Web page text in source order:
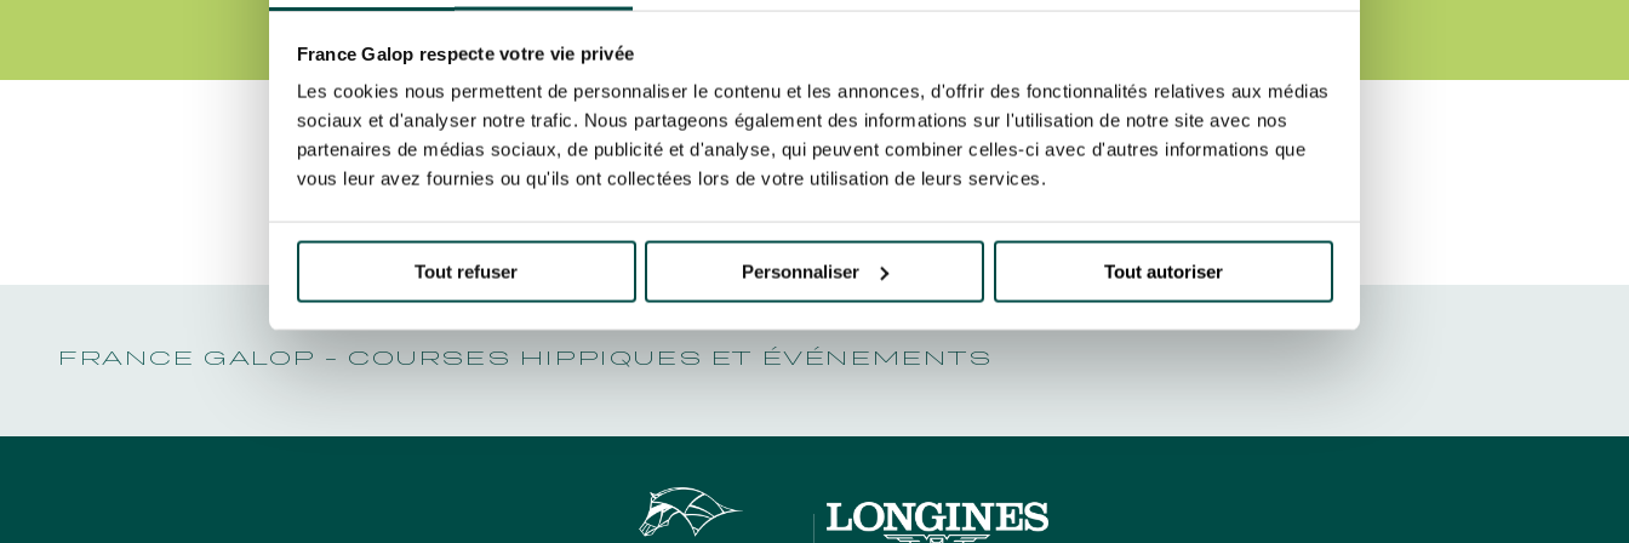
France Galop respecte votre vie privée
Les cookies nous permettent de personnaliser le contenu et les annonces, d'offrir des fonctionnalités relatives aux médias
sociaux et d'analyser notre trafic. Nous partageons également des informations sur l'utilisation de notre site avec nos
partenaires de médias sociaux, de publicité et d'analyse, qui peuvent combiner celles-ci avec d'autres informations que
vous leur avez fournies ou qu'ils ont collectées lors de votre utilisation de leurs services.
Tout refuser Personnaliser Tout autoriser
NRJ MUSIC TOUR AUX EMIRATES POULES
PRIX DE PARIS - 14TH JULY
PRACTICAL INFORMATION CATERING BTOB – ENTERPRISES DRESS CODE
SUBSCRIBE
rights are managed.
WINNERS
Découvrez Aussi :
FRANCE GALOP - COURSES HIPPIQUES ET ÉVÉNEMENTS